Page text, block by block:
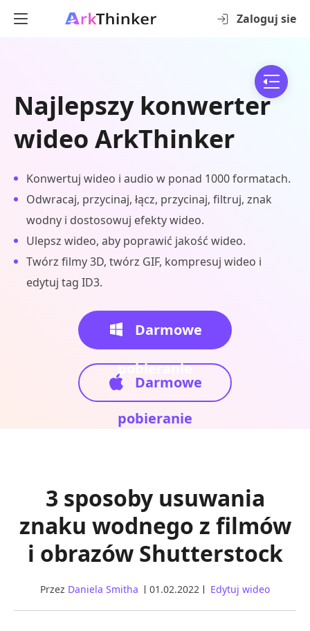
Zaloguj sie
Najlepszy konwerter
wideo ArkThinker
Konwertuj wideo i audio w ponad 1000 formatach.
Odwracaj, przycinaj, łącz, przycinaj, filtruj, znak
wodny i dostosowuj efekty wideo.
Ulepsz wideo, aby poprawić jakość wideo.
Twórz filmy 3D, twórz GIF, kompresuj wideo i
edytuj tag ID3.
Darmowe
pobieranie
Darmowe
pobieranie
3 sposoby usuwania
znaku wodnego z filmów
i obrazów Shutterstock
Przez Daniela Smitha 01.02.2022 Edytuj wideo